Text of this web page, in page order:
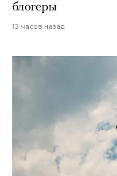
блогеры
13 часов назад